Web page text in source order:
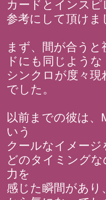
カードとインス
参考にして頂け
まず、間が合う
ドにも同じような
シンクロが度々
でした。
以前までの彼は
いう
クールなイメー
どのタイミング
力を
感じた瞬間があ